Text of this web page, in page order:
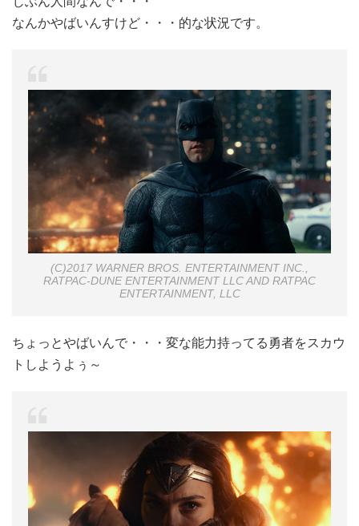
なんかやばいんすけど・・・ 的な状況です。
(C)2017 WARNER BROS. ENTERTAINMENT INC.,
RATPAC-DUNE ENTERTAINMENT LLC AND RATPAC
ENTERTAINMENT, LLC
ちょっとやばいんで・・・変な能力持ってる勇者をスカウ
トしようよぅ～